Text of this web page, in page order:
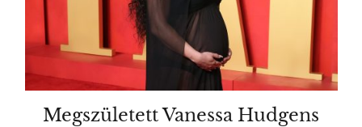
Megszületett Vanessa Hudgens